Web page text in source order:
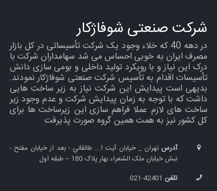
شرکت صنعتی شوفاژکار
در دهه 40 که خلاء وجود یک شرکت تأسیساتی در کل بازار
مصرف ایران به خوبی احساس می شد سهامداران شرکت با
درک این نیاز و با رویکرد تولید داخلی و بومی سازی دانش
تأسیسات اقدام به تأسیس شرکت صنعتی شوفاژکار نمودند.
بدیهی است پیدایش این شرکت نیاز به زیر ساخت هایی
داشت که با توجه به زمان پیدایش شرکت و عدم وجود زیر
ساخت های لازم عملا فراهم سازی این زیرساخت ها برای
کل کشور نیز به همت همین گروه صورت پذیرفت
آدرس تهران _ خيابان آيت ا... طالقاني - بعد از خیابان مفتح -
نبش خيابان ملک الشعراء بهار پلاک 180 – طبقه اول
تلفن